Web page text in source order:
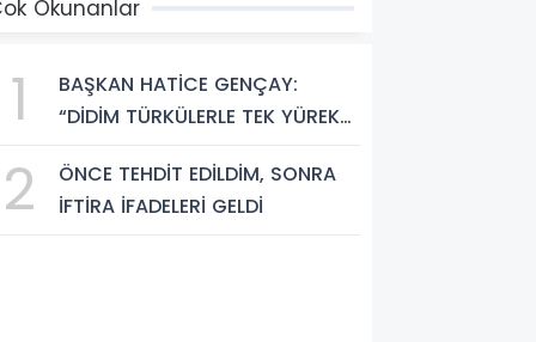
Okunanlar
1
BAŞKAN HATİCE GENÇAY:
“DİDİM TÜRKÜLERLE TEK YÜREK
2
ÖNCE TEHDİT EDİLDİM, SONRA
İFTİRA İFADELERİ GELDİ